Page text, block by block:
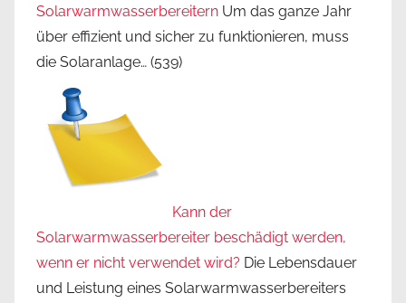
Solarwarmwasserbereitern Um das ganze Jahr
über effizient und sicher zu funktionieren, muss
die Solaranlage… (539)
Kann der
Solarwarmwasserbereiter beschädigt werden,
wenn er nicht verwendet wird? Die Lebensdauer
und Leistung eines Solarwarmwasserbereiters